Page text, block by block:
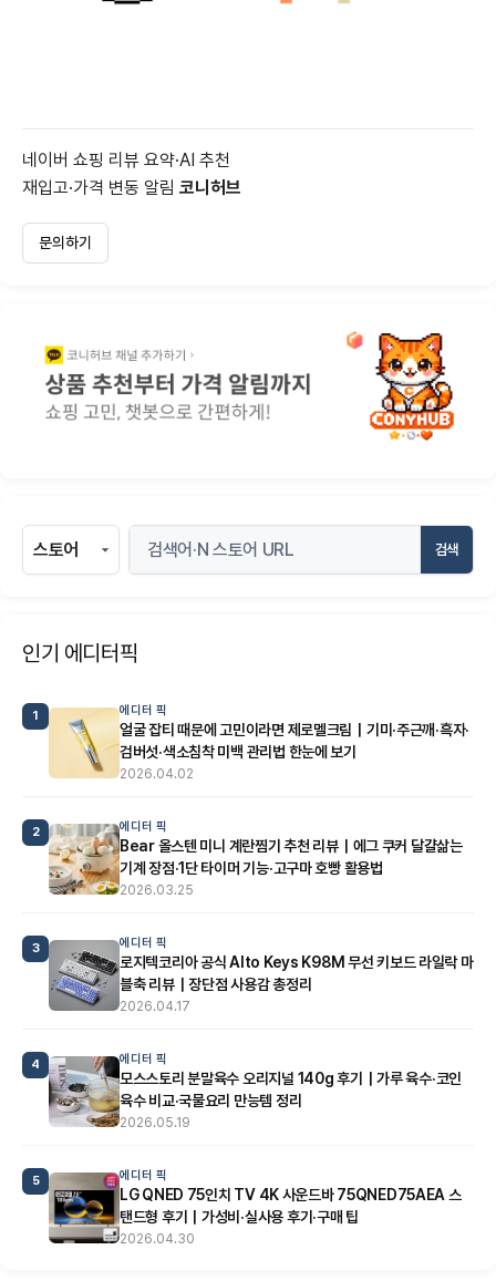
네이버 쇼핑 리뷰 요약·AI 추천
재입고·가격 변동 알림 코니허브
문의하기
검색
인기 에디터픽
1 에디터 픽
얼굴 잡티 때문에 고민이라면 제로멜크림｜기미·주근깨·흑자·
검버섯·색소침착 미백 관리법 한눈에 보기
2026.04.02
2 에디터 픽
Bear 올스텐 미니 계란찜기 추천 리뷰｜에그 쿠커 달걀삶는
기계 장점·1단 타이머 기능·고구마 호빵 활용법
2026.03.25
3 에디터 픽
로지텍코리아 공식 Alto Keys K98M 무선 키보드 라일락 마
블축 리뷰｜장단점 사용감 총정리
2026.04.17
4 에디터 픽
모스스토리 분말육수 오리지널 140g 후기｜가루 육수·코인
육수 비교·국물요리 만능템 정리
2026.05.19
5 에디터 픽
LG QNED 75인치 TV 4K 사운드바 75QNED75AEA 스
탠드형 후기｜가성비·실사용 후기·구매 팁
2026.04.30